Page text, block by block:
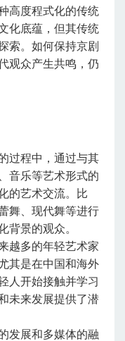
高度程式化的传统
化底蕴，但其传统
索。如何保持京剧
观众产生共鸣，仍
过程中，通过与其
音乐等艺术形式的
的艺术交流。比
舞、现代舞等进行
背景的观众。
越多的年轻艺术家
其是在中国和海外
人开始接触并学习
未来发展提供了潜
发展和多媒体的融